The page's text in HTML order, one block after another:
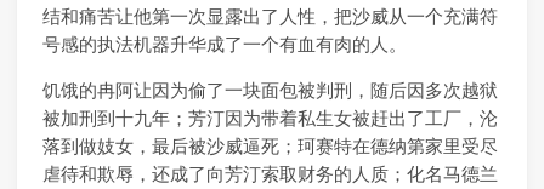
结和痛苦让他第一次显露出了人性，把沙威从一个充满符
号感的执法机器升华成了一个有血有肉的人。
饥饿的冉阿让因为偷了一块面包被判刑，随后因多次越狱
被加刑到十九年；芳汀因为带着私生女被赶出了工厂，沦
落到做妓女，最后被沙威逼死；珂赛特在德纳第家里受尽
虐待和欺辱，还成了向芳汀索取财务的人质；化名马德兰